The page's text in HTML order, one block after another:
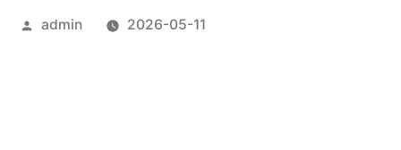
作
admin 2026-05-11